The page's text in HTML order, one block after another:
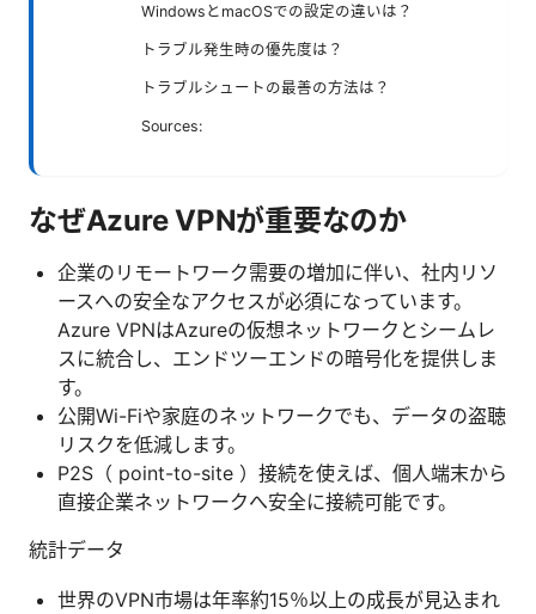
WindowsとmacOSでの設定の違いは？
トラブル発生時の優先度は？
トラブルシュートの最善の方法は？
Sources:
なぜAzure VPNが重要なのか
企業のリモートワーク需要の増加に伴い、社内リソ
ースへの安全なアクセスが必須になっています。
Azure VPNはAzureの仮想ネットワークとシームレ
スに統合し、エンドツーエンドの暗号化を提供しま
す。
公開Wi-Fiや家庭のネットワークでも、データの盗聴
リスクを低減します。
P2S（ point-to-site ）接続を使えば、個人端末から
直接企業ネットワークへ安全に接続可能です。
統計データ
世界のVPN市場は年率約15％以上の成長が見込まれ